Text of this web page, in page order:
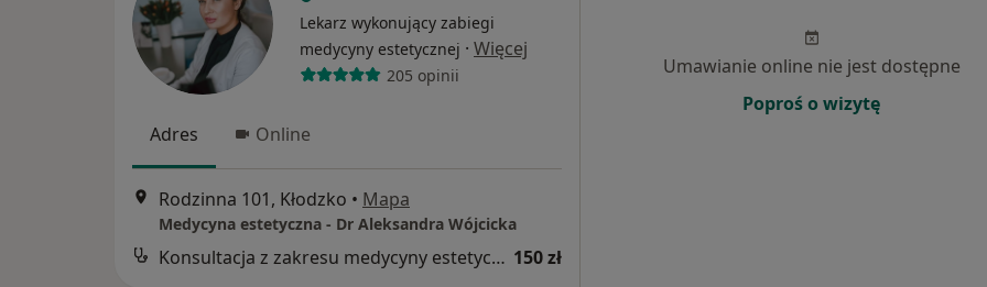
Lekarz wykonujący zabiegi
medycyny estetycznej · Więcej
205 opinii
Adres Online
Rodzinna 101, Kłodzko • Mapa
Medycyna estetyczna - Dr Aleksandra Wójcicka
Konsultacja z zakresu medycyny estetycznej 150 zł
Umawianie online nie jest dostępne
Poproś o wizytę